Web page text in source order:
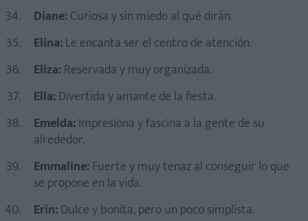
Diane:Curiosa y sin miedo al qué dirán.
Elina:Le encanta ser el centro de atención.
Eliza:Reservada y muy organizada.
Ella:Divertida y amante de la fiesta.
Emelda:Impresiona y fascina a la gente de su
alrededor.
Emmaline:Fuerte y muy tenaz al conseguir lo que
se propone en la vida.
Erin:Dulce y bonita, pero un poco simplista.